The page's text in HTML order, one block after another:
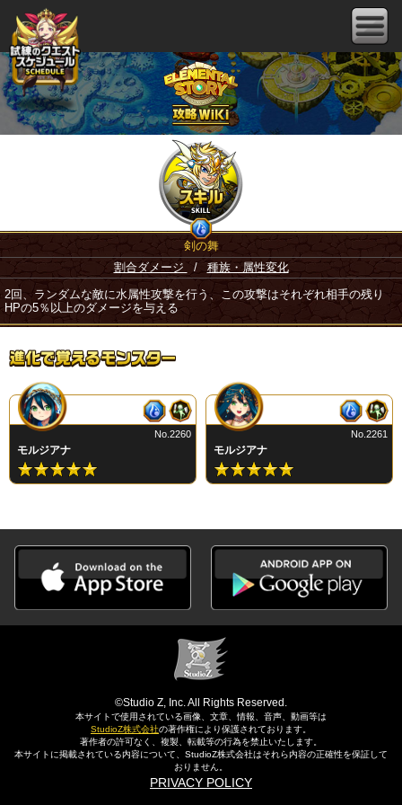
剣の舞
割合ダメージ
/ 種族・属性変化
2回、ランダムな敵に水属性攻撃を行う、この攻撃はそれぞれ相手の残り
HPの5％以上のダメージを与える
モルジアナ
No.2260
モルジアナ
No.2261
©Studio Z, Inc. All Rights Reserved.
本サイトで使用されている画像、文章、情報、音声、動画等は
StudioZ株式会社の著作権により保護されております。
著作者の許可なく、複製、転載等の行為を禁止いたします。
本サイトに掲載されている内容について、StudioZ株式会社はそれら内容の正確性を保証して
おりません。
PRIVACY POLICY